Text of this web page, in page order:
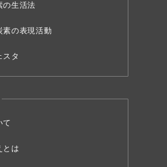
の生活法
素の表現活動
スタ
て
とは